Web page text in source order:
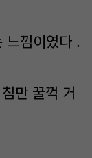
느낌이였다 .
만 꿀꺽 거